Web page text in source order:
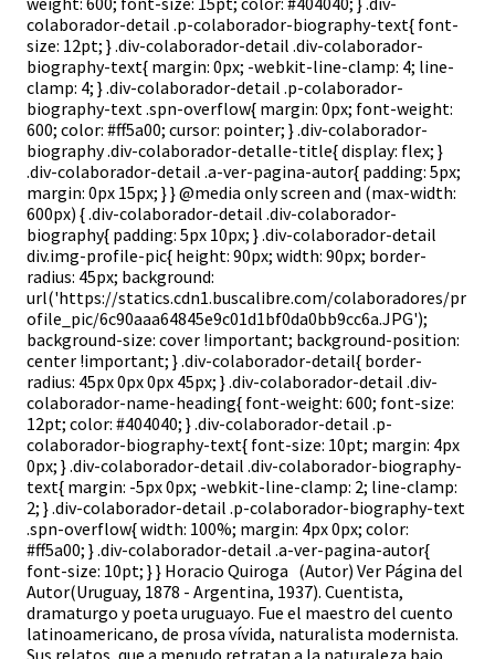
colaborador-detail .p-colaborador-biography-text{ font-
size: 12pt; } .div-colaborador-detail .div-colaborador-
biography-text{ margin: 0px; -webkit-line-clamp: 4; line-
clamp: 4; } .div-colaborador-detail .p-colaborador-
biography-text .spn-overflow{ margin: 0px; font-weight:
600; color: #ff5a00; cursor: pointer; } .div-colaborador-
biography .div-colaborador-detalle-title{ display: flex; }
.div-colaborador-detail .a-ver-pagina-autor{ padding: 5px;
margin: 0px 15px; } } @media only screen and (max-width:
600px) { .div-colaborador-detail .div-colaborador-
biography{ padding: 5px 10px; } .div-colaborador-detail
div.img-profile-pic{ height: 90px; width: 90px; border-
radius: 45px; background:
url('https://statics.cdn1.buscalibre.com/colaboradores/pr
ofile_pic/6c90aaa64845e9c01d1bf0da0bb9cc6a.JPG');
background-size: cover !important; background-position:
center !important; } .div-colaborador-detail{ border-
radius: 45px 0px 0px 45px; } .div-colaborador-detail .div-
colaborador-name-heading{ font-weight: 600; font-size:
12pt; color: #404040; } .div-colaborador-detail .p-
colaborador-biography-text{ font-size: 10pt; margin: 4px
0px; } .div-colaborador-detail .div-colaborador-biography-
text{ margin: -5px 0px; -webkit-line-clamp: 2; line-clamp:
2; } .div-colaborador-detail .p-colaborador-biography-text
.spn-overflow{ width: 100%; margin: 4px 0px; color:
#ff5a00; } .div-colaborador-detail .a-ver-pagina-autor{
font-size: 10pt; } } Horacio Quiroga (Autor) Ver Página del
Autor(Uruguay, 1878 - Argentina, 1937). Cuentista,
dramaturgo y poeta uruguayo. Fue el maestro del cuento
latinoamericano, de prosa vívida, naturalista modernista.